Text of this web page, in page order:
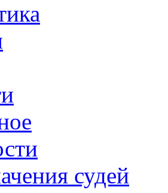
судей